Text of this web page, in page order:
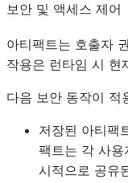
보안 및 액세스 제어
아티팩트는 호출자
작용은 런타임 시 현
다음 보안 동작이 적
저장된 아티팩
팩트는 각 사용
시적으로 공유